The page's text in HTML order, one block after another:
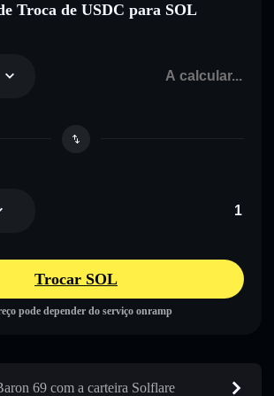
Troca de USDC para SOL
Trocar SOL
pode depender do serviço onramp
69 com a carteira Solflare